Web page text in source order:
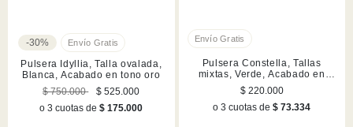
-30%
Pulsera Idyllia, Talla ovalada,
Blanca, Acabado en tono oro
$ 750.000
$ 525.000
o 3 cuotas de$ 175.000
Pulsera Constella, Tallas
mixtas, Verde, Acabado en
tono oro
$ 220.000
o 3 cuotas de$ 73.334